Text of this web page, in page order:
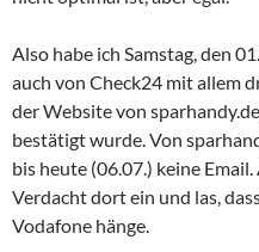
Also habe ich Samstag, den
auch von Check24 mit allem
der Website von
bestätigt wurde. Von
bis heute (06.07.) keine
Verdacht dort ein und las,
Vodafone hänge.